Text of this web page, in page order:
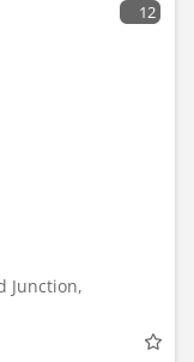
12
Junction,